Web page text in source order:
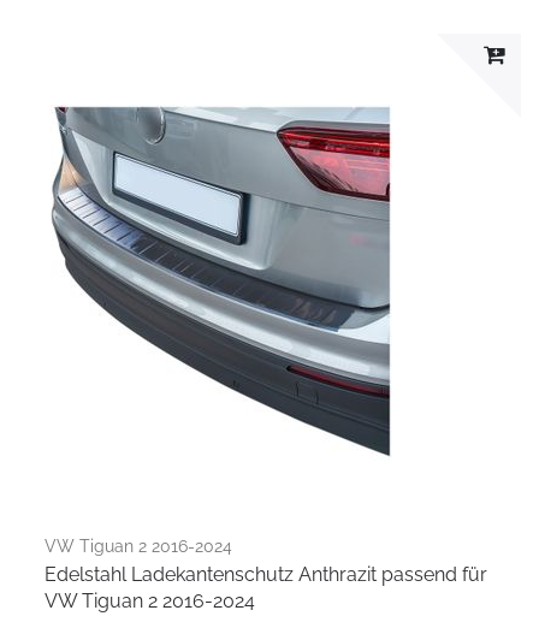
VW Tiguan 2 2016-2024
Edelstahl Ladekantenschutz Anthrazit passend für
VW Tiguan 2 2016-2024